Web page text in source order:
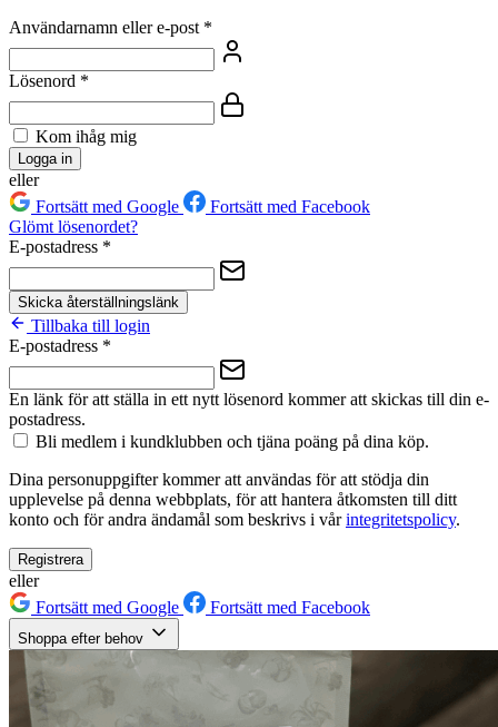
Användarnamn eller e-post *
Lösenord *
Kom ihåg mig
Logga in
eller
Fortsätt med Google
Fortsätt med Facebook
Glömt lösenordet?
E-postadress *
Skicka återställningslänk
Tillbaka till login
E-postadress *
En länk för att ställa in ett nytt lösenord kommer att skickas till din e-
postadress.
Bli medlem i kundklubben och tjäna poäng på dina köp.
Dina personuppgifter kommer att användas för att stödja din
upplevelse på denna webbplats, för att hantera åtkomsten till ditt
konto och för andra ändamål som beskrivs i vårintegritetspolicy.
Registrera
eller
Fortsätt med Google
Fortsätt med Facebook
Shoppa efter behov